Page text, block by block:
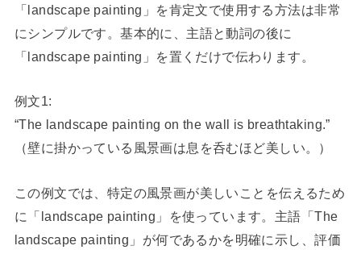
「landscape painting」を肯定文で使用する方法は非常
にシンプルです。基本的に、主語と動詞の後に
「landscape painting」を置くだけで伝わります。
例文1:
“The landscape painting on the wall is breathtaking.”
（壁に掛かっている風景画は息を呑むほど美しい。）
この例文では、特定の風景画が美しいことを伝えるため
に「landscape painting」を使っています。主語「The
landscape painting」が何であるかを明確に示し、評価